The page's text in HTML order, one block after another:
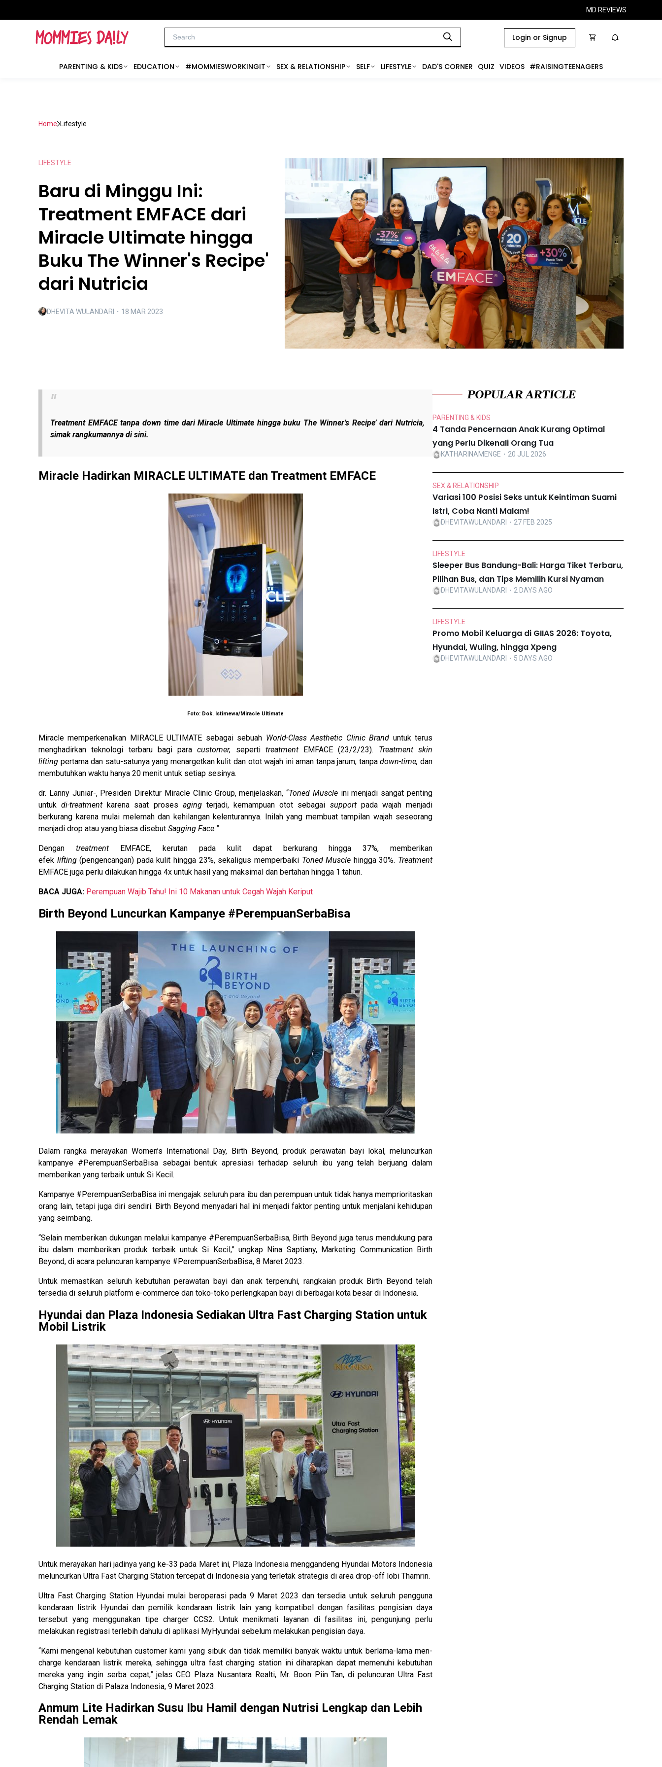
MD REVIEWS
Login or Signup
PARENTING & KIDS EDUCATION #MOMMIESWORKINGIT SEX & RELATIONSHIP SELF LIFESTYLE DAD'S CORNER QUIZ VIDEOS #RAISINGTEENAGERS
Home Lifestyle
LIFESTYLE
Baru di Minggu Ini:
Treatment EMFACE dari
Miracle Ultimate hingga
Buku The Winner's Recipe'
dari Nutricia
DHEVITA WULANDARI ・ 18 MAR 2023
Treatment EMFACE tanpa down time dari Miracle Ultimate hingga buku The Winner’s Recipe’ dari Nutricia,
simak rangkumannya di sini.
Miracle Hadirkan MIRACLE ULTIMATE dan Treatment EMFACE
Foto: Dok. Istimewa/Miracle Ultimate
Miracle memperkenalkan MIRACLE ULTIMATE sebagai sebuah World-Class Aesthetic Clinic Brand untuk terus
menghadirkan teknologi terbaru bagi paracustomer, seperti treatment EMFACE (23/2/23). Treatment skin
lifting pertama dan satu-satunya yang menargetkan kulit dan otot wajah ini aman tanpa jarum, tanpadown-time, dan
membutuhkan waktu hanya 20 menit untuk setiap sesinya.
dr. Lanny Juniar-, Presiden Direktur Miracle Clinic Group, menjelaskan, “Toned Muscleini menjadi sangat penting
untukdi-treatment karena saat proses agingterjadi, kemampuan otot sebagai supportpada wajah menjadi
berkurang karena mulai melemah dan kehilangan kelenturannya. Inilah yang membuat tampilan wajah seseorang
menjadi drop atau yang biasa disebut Sagging Face.”
Dengan treatment EMFACE, kerutan pada kulit dapat berkurang hingga 37%, memberikan
efek lifting(pengencangan) pada kulit hingga 23%, sekaligus memperbaiki Toned Muscle hingga 30%. Treatment
EMFACE juga perlu dilakukan hingga 4x untuk hasil yang maksimal dan bertahan hingga 1 tahun.
BACA JUGA: Perempuan Wajib Tahu! Ini 10 Makanan untuk Cegah Wajah Keriput
Birth Beyond Luncurkan Kampanye #PerempuanSerbaBisa
Dalam rangka merayakan Women’s International Day, Birth Beyond, produk perawatan bayi lokal, meluncurkan
kampanye #PerempuanSerbaBisa sebagai bentuk apresiasi terhadap seluruh ibu yang telah berjuang dalam
memberikan yang terbaik untuk Si Kecil.
Kampanye #PerempuanSerbaBisa ini mengajak seluruh para ibu dan perempuan untuk tidak hanya memprioritaskan
orang lain, tetapi juga diri sendiri. Birth Beyond menyadari hal ini menjadi faktor penting untuk menjalani kehidupan
yang seimbang.
“Selain memberikan dukungan melalui kampanye #PerempuanSerbaBisa, Birth Beyond juga terus mendukung para
ibu dalam memberikan produk terbaik untuk Si Kecil,” ungkap Nina Saptiany, Marketing Communication Birth
Beyond, di acara peluncuran kampanye #PerempuanSerbaBisa, 8 Maret 2023.
Untuk memastikan seluruh kebutuhan perawatan bayi dan anak terpenuhi, rangkaian produk Birth Beyond telah
tersedia di seluruh platform e-commerce dan toko-toko perlengkapan bayi di berbagai kota besar di Indonesia.
Hyundai dan Plaza Indonesia Sediakan Ultra Fast Charging Station untuk
Mobil Listrik
Untuk merayakan hari jadinya yang ke-33 pada Maret ini, Plaza Indonesia menggandeng Hyundai Motors Indonesia
meluncurkan Ultra Fast Charging Station tercepat di Indonesia yang terletak strategis di area drop-off lobi Thamrin.
Ultra Fast Charging Station Hyundai mulai beroperasi pada 9 Maret 2023 dan tersedia untuk seluruh pengguna
kendaraan listrik Hyundai dan pemilik kendaraan listrik lain yang kompatibel dengan fasilitas pengisian daya
tersebut yang menggunakan tipe charger CCS2. Untuk menikmati layanan di fasilitas ini, pengunjung perlu
melakukan registrasi terlebih dahulu di aplikasi MyHyundai sebelum melakukan pengisian daya.
“Kami mengenal kebutuhan customer kami yang sibuk dan tidak memiliki banyak waktu untuk berlama-lama men-
charge kendaraan listrik mereka, sehingga ultra fast charging station ini diharapkan dapat memenuhi kebutuhan
mereka yang ingin serba cepat,” jelas CEO Plaza Nusantara Realti, Mr. Boon Piin Tan, di peluncuran Ultra Fast
Charging Station di Palaza Indonesia, 9 Maret 2023.
Anmum Lite Hadirkan Susu Ibu Hamil dengan Nutrisi Lengkap dan Lebih
Rendah Lemak
POPULAR ARTICLE
PARENTING & KIDS
4 Tanda Pencernaan Anak Kurang Optimal
yang Perlu Dikenali Orang Tua
KATHARINAMENGE ・20 JUL 2026
SEX & RELATIONSHIP
Variasi 100 Posisi Seks untuk Keintiman Suami
Istri, Coba Nanti Malam!
DHEVITAWULANDARI ・27 FEB 2025
LIFESTYLE
Sleeper Bus Bandung-Bali: Harga Tiket Terbaru,
Pilihan Bus, dan Tips Memilih Kursi Nyaman
DHEVITAWULANDARI ・2 DAYS AGO
LIFESTYLE
Promo Mobil Keluarga di GIIAS 2026: Toyota,
Hyundai, Wuling, hingga Xpeng
DHEVITAWULANDARI ・5 DAYS AGO